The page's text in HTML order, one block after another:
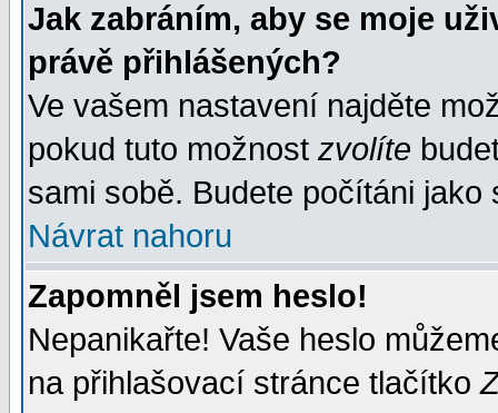
Jak zabráním, aby se moje
právě přihlášených?
Ve vašem nastavení najděte
pokud tuto možnost zvolíte
sami sobě. Budete počítáni jako
Návrat nahoru
Zapomněl jsem heslo!
Nepanikařte! Vaše heslo
na přihlašovací stránce tlačítko